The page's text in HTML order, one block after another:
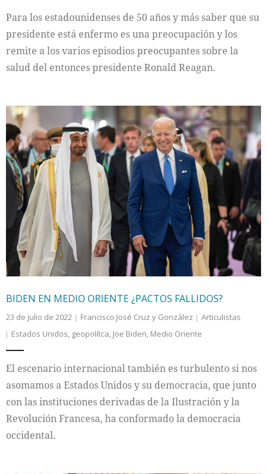
Para los estadounidenses de 50 años y más saber que su
presidente está enfermo es una preocupación y los
remite a los varios episodios preocupantes sobre la
salud del entonces presidente Ronald Reagan.
BIDEN EN MEDIO ORIENTE ¿PACTOS FALLIDOS?
23 de julio de 2022 Francisco José Cruz y González
Articulistas
Estados Unidos, geopolítca, Joe Biden, Medio Oriente
El escenario internacional también es turbulento si nos
asomamos a Estados Unidos y su democracia, que junto
con las instituciones derivadas de la Ilustración y la
Revolución Francesa, ha conformado la democracia
occidental.